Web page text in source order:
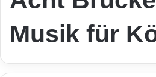
Musik für